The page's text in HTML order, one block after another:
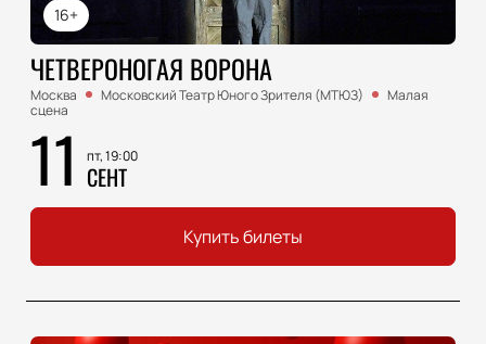
16+
ЧЕТВЕРОНОГАЯ ВОРОНА
Москва Московский Театр Юного Зрителя (МТЮЗ)
Малая
сцена
11 пт, 19:00
СЕНТ
Купить билеты